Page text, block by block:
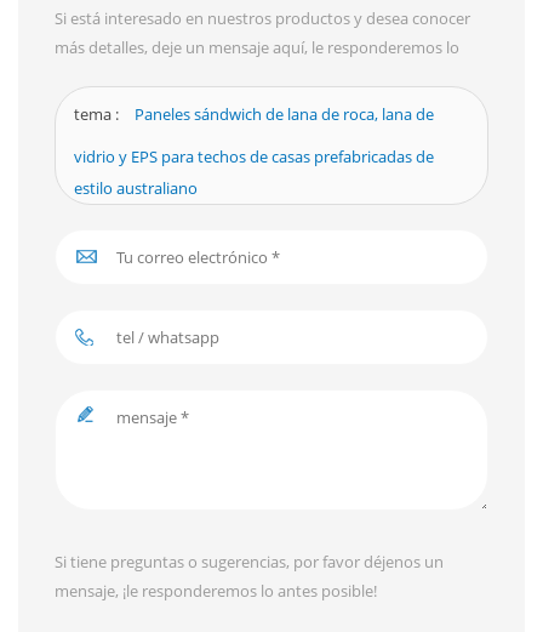
Si está interesado en nuestros productos y desea conocer
más detalles, deje un mensaje aquí, le responderemos lo
tema :
Paneles sándwich de lana de roca, lana de
vidrio y EPS para techos de casas prefabricadas de
estilo australiano
Si tiene preguntas o sugerencias, por favor déjenos un
mensaje, ¡le responderemos lo antes posible!